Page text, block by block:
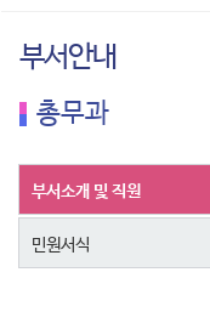
부서안내
총무과
부서소개 및 직원
민원서식